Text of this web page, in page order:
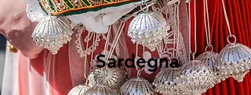
Sardegna